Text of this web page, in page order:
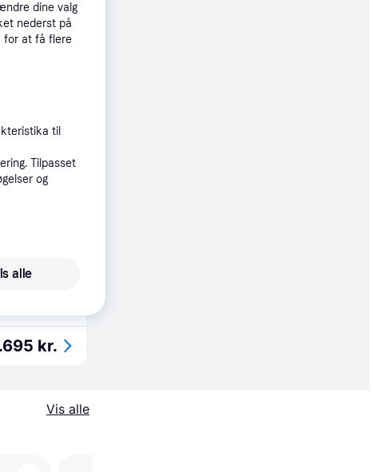
kr.
kr.
Vis alle
dine valg
nederst på
for at få flere
til
Tilpasset
og
alle